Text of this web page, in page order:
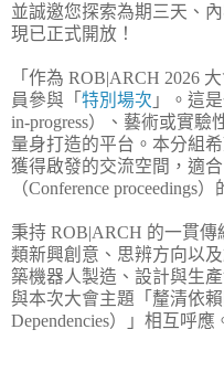
並誠邀您探索為期三天、
現已正式開放！
「作為 ROB|ARCH 2026
員參與「 特別場次 」。這
in-progress）、藝術或實
量身打造的平台。本分組
獲得啟發的交流空間，適
（Conference proceedings
秉持 ROB|ARCH 的一貫
類新興創意、思辨方向以
築機器人製造、設計與生
與本次大會主題「釐清依賴
Dependencies）」相互呼應